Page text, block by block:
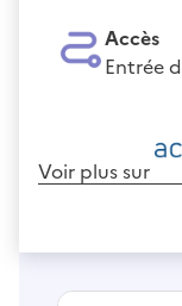
Accès
Entrée
Voir plus sur